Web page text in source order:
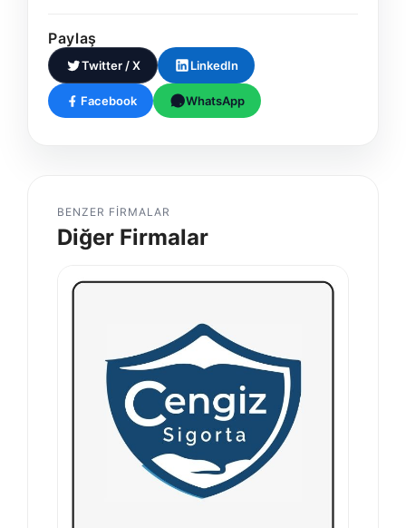
Paylaş
Twitter / X LinkedIn
Facebook WhatsApp
BENZER FIRMALAR
Diğer Firmalar